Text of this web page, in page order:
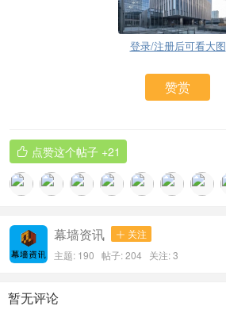
登录/注册后可看大图
赞赏
 点赞这个帖子 +21
幕墙资讯  关注
主题: 190 帖子: 204 关注:3
暂无评论